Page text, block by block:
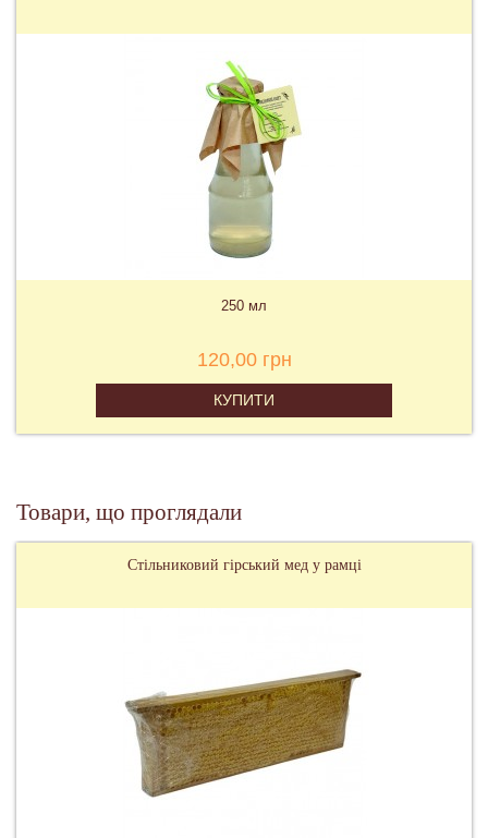
250 мл
120,00 грн
КУПИТИ
Товари, що проглядали
Стільниковий гірський мед у рамці